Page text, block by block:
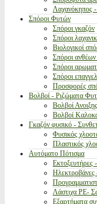
Λαχανόκηπος
Σπόροι Φυτών
Σπόροι γκαζόν
Σπόροι
Βιολογικοί
Σπόροι
Σπόροι
Σπόροι
Προσφορές
Βολβοί - Ριζώματα
Βολβοί Ανοιξης
Βολβοί
Γκαζόν φυσικό -
Φυσικός
Πλαστικός
Αυτόματο Πότισμα
Εκτοξευτήρες
Ηλεκτροβάνες
Λάστιχα PE-
Εξαρτήματα